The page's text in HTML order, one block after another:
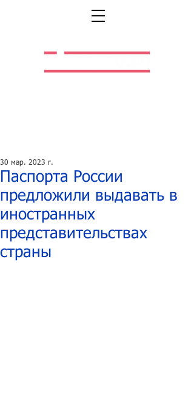
Паспорта России
предложили выдавать в
иностранных
представительствах
страны
30 мар. 2023 г.